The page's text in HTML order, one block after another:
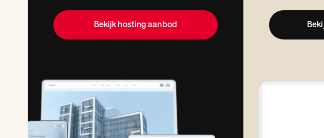
Bekijk hosting aanbod